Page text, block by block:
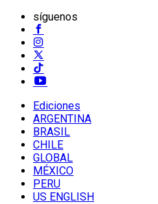
síguenos
Ediciones
ARGENTINA
BRASIL
CHILE
GLOBAL
MÉXICO
PERU
US ENGLISH